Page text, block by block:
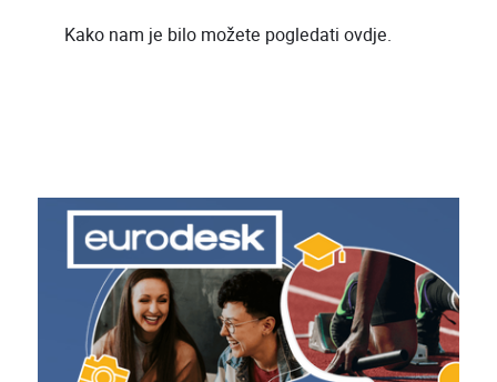
Kako nam je bilo možete pogledati ovdje.